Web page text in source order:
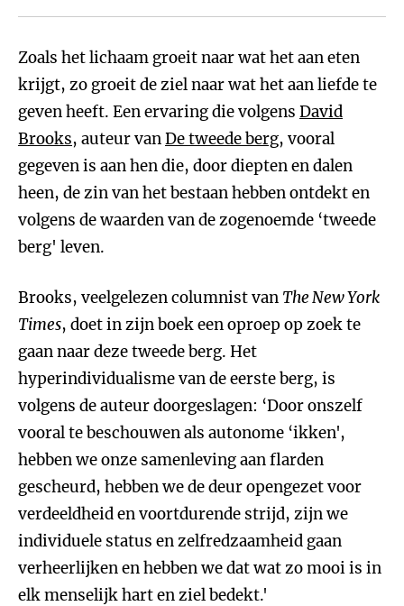
Zoals het lichaam groeit naar wat het aan eten
krijgt, zo groeit de ziel naar wat het aan liefde te
geven heeft. Een ervaring die volgens David
Brooks, auteur vanDe tweede berg, vooral
gegeven is aan hen die, door diepten en dalen
heen, de zin van het bestaan hebben ontdekt en
volgens de waarden van de zogenoemde ‘tweede
berg' leven.
Brooks, veelgelezen columnist van The New York
Times, doet in zijn boek een oproep op zoek te
gaan naar deze tweede berg. Het
hyperindividualisme van de eerste berg, is
volgens de auteur doorgeslagen: ‘Door onszelf
vooral te beschouwen als autonome ‘ikken',
hebben we onze samenleving aan flarden
gescheurd, hebben we de deur opengezet voor
verdeeldheid en voortdurende strijd, zijn we
individuele status en zelfredzaamheid gaan
verheerlijken en hebben we dat wat zo mooi is in
elk menselijk hart en ziel bedekt.'